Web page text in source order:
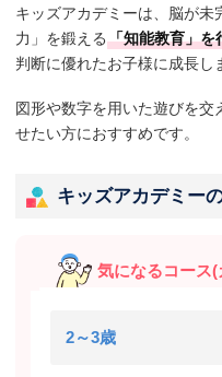
キッズアカデミーは、脳が
力」を鍛える「知能教育」を
判断に優れたお子様に成長し
図形や数字を用いた遊びを
せたい方におすすめです。
キッズアカデミー
気になるコース
2～3歳